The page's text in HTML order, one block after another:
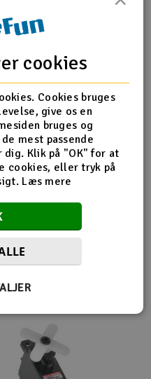
Anmeldelser
med
cookies
Cookies bruges
give os en
bruges og
mest passende
dig. Klik på "OK" for at
cookies, eller tryk på
Læs mere